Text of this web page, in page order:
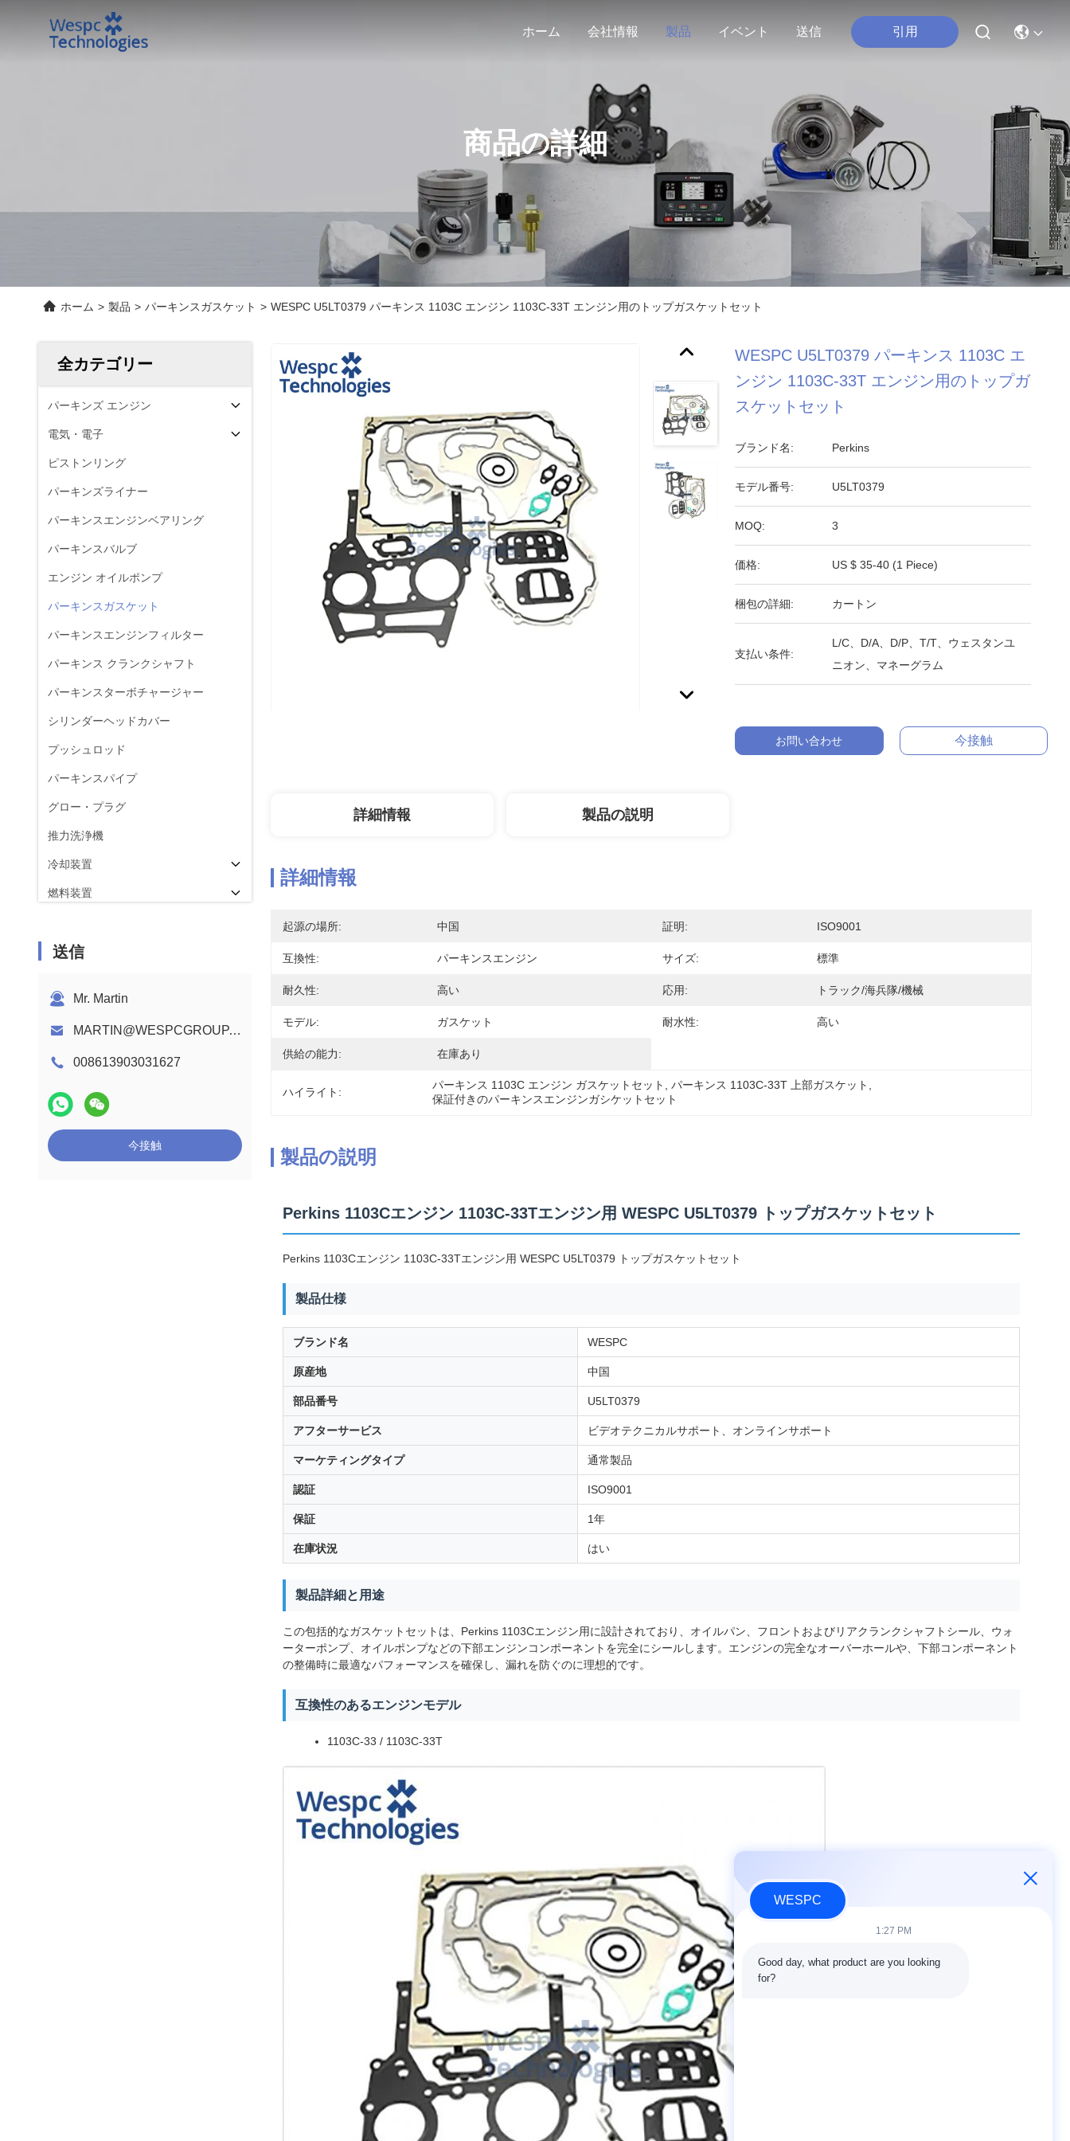
ホーム 会社情報 製品 イベント 送信 引用
商品の詳細
ホーム > 製品 > パーキンスガスケット > WESPC U5LT0379 パーキンス 1103C エンジン 1103C-33T エンジン用のトップガスケットセット
全カテゴリー
パーキンズ エンジン
電気・電子
ピストンリング
パーキンズライナー
パーキンスエンジンベアリング
パーキンスバルブ
エンジン オイルポンプ
パーキンスガスケット
パーキンスエンジンフィルター
パーキンス クランクシャフト
パーキンスターボチャージャー
シリンダーヘッドカバー
プッシュロッド
パーキンスパイプ
グロー・プラグ
推力洗浄機
冷却装置
燃料装置
パーキンスエンジンカムシャフト
送信
Mr. Martin
MARTIN@WESPCGROUP.COM
008613903031627
今接触
WESPC U5LT0379 パーキンス 1103C エ
ンジン 1103C-33T エンジン用のトップガ
スケットセット
ブランド名: Perkins
モデル番号: U5LT0379
MOQ: 3
価格: US $ 35-40 (1 Piece)
梱包の詳細: カートン
支払い条件:
L/C、D/A、D/P、T/T、ウェスタンユ
ニオン、マネーグラム
お問い合わせ 今接触
詳細情報 製品の説明
詳細情報
起源の場所: 中国 証明: ISO9001
互換性: パーキンスエンジン サイズ: 標準
耐久性: 高い 応用: トラック/海兵隊/機械
モデル: ガスケット 耐水性: 高い
供給の能力: 在庫あり
ハイライト:
パーキンス 1103C エンジン ガスケットセット , パーキンス 1103C-33T 上部ガスケット
保証付きのパーキンスエンジンガシケットセット
製品の説明
Perkins 1103Cエンジン 1103C-33Tエンジン用 WESPC U5LT0379 トップガスケットセット
Perkins 1103Cエンジン 1103C-33Tエンジン用 WESPC U5LT0379 トップガスケットセット
製品仕様
ブランド名 WESPC
原産地 中国
部品番号 U5LT0379
アフターサービス ビデオテクニカルサポート、オンラインサポート
マーケティングタイプ 通常製品
認証 ISO9001
保証 1年
在庫状況 はい
製品詳細と用途
この包括的なガスケットセットは、Perkins 1103Cエンジン用に設計されており、オイルパン、フロントおよびリアクランクシャフトシール、ウォ
ーターポンプ、オイルポンプなどの下部エンジンコンポーネントを完全にシールします。エンジンの完全なオーバーホールや、下部コンポーネント
の整備時に最適なパフォーマンスを確保し、漏れを防ぐのに理想的です。
互換性のあるエンジンモデル
1103C‑33 / 1103C‑33T
WESPC
1:27 PM
Good day, what product are you looking
for?